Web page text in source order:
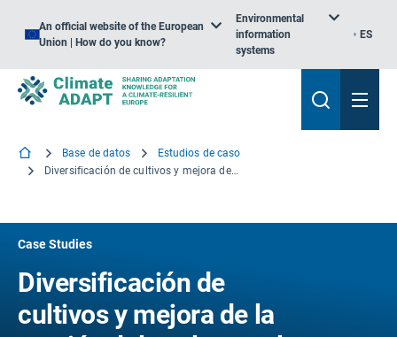
An official website of the European
Union | How do you know?
Environmental
information
systems
ES
Base de datos
Estudios de caso
Diversificación de cultivos y mejora de la gestión del suelo para la adaptación al cambio climático en Segovia (España)
Case Studies
Diversificación de
cultivos y mejora de la